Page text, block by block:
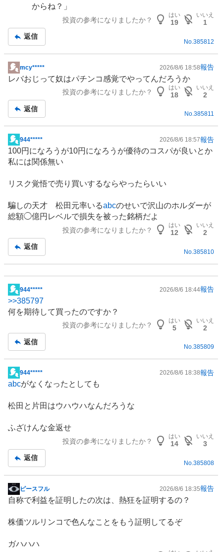
からね？」
投資の参考になりましたか？
はい
19
いいえ
1
返信
No. 385812
掲
示
事
mcy***** 2026/8/6 18:58報告
レバおじって奴はパチンコ感覚でやってんだろうか
投資の参考になりましたか？
はい
18
いいえ
2
返信
No.385811
掲
示
板
事
944***** 2026/8/6 18:57報告
100円になろうが10円になろうが優待のコスパが良いとか
私には関係無い
リスク覚悟で売り買いするならやったらいい
騙しの天才 松田元率いるabcのせいで沢山のホルダーが
総額◯億円レベルで損失を被った銘柄だよ
投資の参考になりましたか？
はい
12
いいえ
2
返信
No. 385810
掲
示
板
944***** 2026/8/6 18:44報告
>>385797
何を期待して買ったのですか？
投資の参考になりましたか？
はい
5
いいえ
2
返信
No.385809
掲
示
記
944***** 2026/8/6 18:38報告
abcがなくなったとしても
松田と片田はウハウハなんだろうな
ふざけんな金返せ
投資の参考になりましたか？
はい
14
いいえ
3
返信
No. 385808
掲
示
記
ピースフル 2026/8/6 18:35報告
自称で利益を証明したの次は、熱狂を証明するの？
株価ツルリンコで色んなことをもう証明してるぞ
ガハハハ